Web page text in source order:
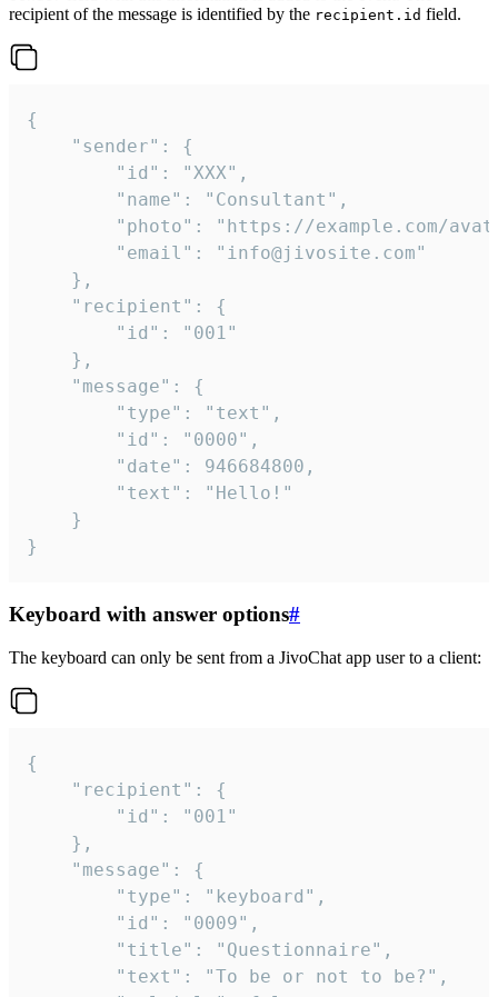
recipient of the message is identified by the recipient.id field.
{
}
Keyboard with answer options#
The keyboard can only be sent from a JivoChat app user to a client:
{